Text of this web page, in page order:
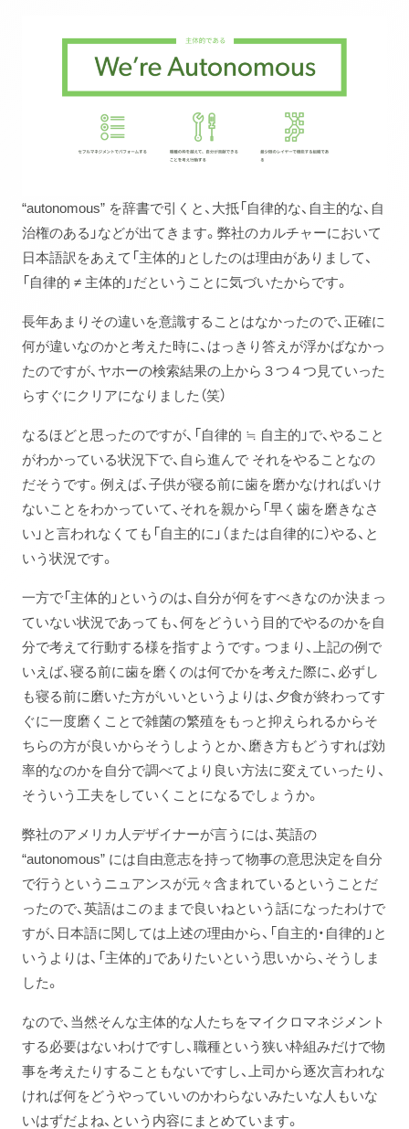
“autonomous” を辞書で引くと、大抵「自律的な、自主的な、自
治権のある」などが出てきます。弊社のカルチャーにおいて
日本語訳をあえて「主体的」としたのは理由がありまして、
「自律的 ≠ 主体的」だということに気づいたからです。
長年あまりその違いを意識することはなかったので、正確に
何が違いなのかと考えた時に、はっきり答えが浮かばなかっ
たのですが、ヤホーの検索結果の上から３つ４つ見ていった
らすぐにクリアになりました（笑）
なるほどと思ったのですが、「自律的 ≒ 自主的」で、やること
がわかっている状況下で、自ら進んで それをやることなの
だそうです。例えば、子供が寝る前に歯を磨かなければいけ
ないことをわかっていて、それを親から「早く歯を磨きなさ
い」と言われなくても「自主的に」（または自律的に）やる、と
いう状況です。
一方で「主体的」というのは、自分が何をすべきなのか決まっ
ていない状況であっても、何をどういう目的でやるのかを自
分で考えて行動する様を指すようです。つまり、上記の例で
いえば、寝る前に歯を磨くのは何でかを考えた際に、必ずし
も寝る前に磨いた方がいいというよりは、夕食が終わってす
ぐに一度磨くことで雑菌の繁殖をもっと抑えられるからそ
ちらの方が良いからそうしようとか、磨き方もどうすれば効
率的なのかを自分で調べてより良い方法に変えていったり、
そういう工夫をしていくことになるでしょうか。
弊社のアメリカ人デザイナーが言うには、英語の
“autonomous” には自由意志を持って物事の意思決定を自分
で行うというニュアンスが元々含まれているということだ
ったので、英語はこのままで良いねという話になったわけで
すが、日本語に関しては上述の理由から、「自主的・自律的」と
いうよりは、「主体的」でありたいという思いから、そうしま
した。
なので、当然そんな主体的な人たちをマイクロマネジメント
する必要はないわけですし、職種という狭い枠組みだけで物
事を考えたりすることもないですし、上司から逐次言われな
ければ何をどうやっていいのかわらないみたいな人もいな
いはずだよね、という内容にまとめています。